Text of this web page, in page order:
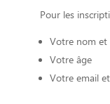
Pour les
Votre nom et
Votre âge
Votre email